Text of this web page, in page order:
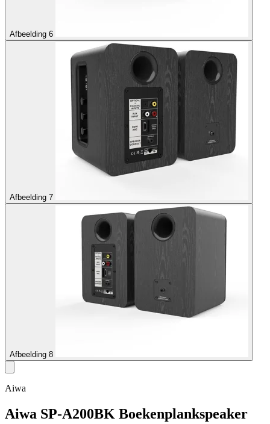
Afbeelding 6
Afbeelding 7
Afbeelding 8
Aiwa
Aiwa SP-A200BK Boekenplankspeaker